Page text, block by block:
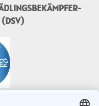
(DSV)